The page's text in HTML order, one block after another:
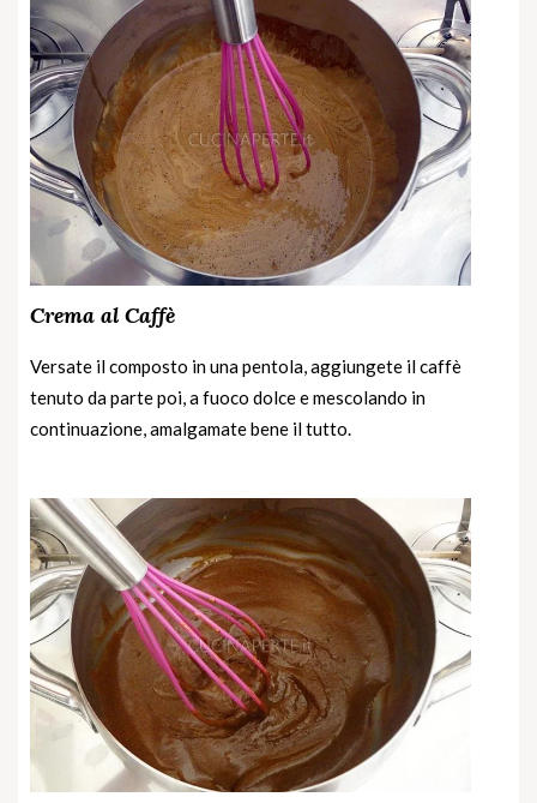
Crema al Caffè
Versate il composto in una pentola, aggiungete il caffè
tenuto da parte poi, a fuoco dolce e mescolando in
continuazione, amalgamate bene il tutto.